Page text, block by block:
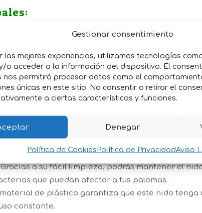
Gestionar consentimiento
las mejores experiencias, utilizamos tecnologías
o acceder a la información del dispositivo. El
nos permitirá procesar datos como el
únicas en este sitio. No consentir o retirar el
a ciertas características y funciones.
Denegar
Política de Cookies Política de PrivacidadAviso
Este nido está hecho con un plástico
sin perder calidad.
para ofrecer el espacio y la forma ideales
otros materiales, este nido de plástico es muy
una buena higiene.
que complicarte, es súper ligero y lo
a su fácil limpieza, podrás mantener el
que puedan afectar a tus palomas.
material de plástico garantiza que este nido tenga
constante.